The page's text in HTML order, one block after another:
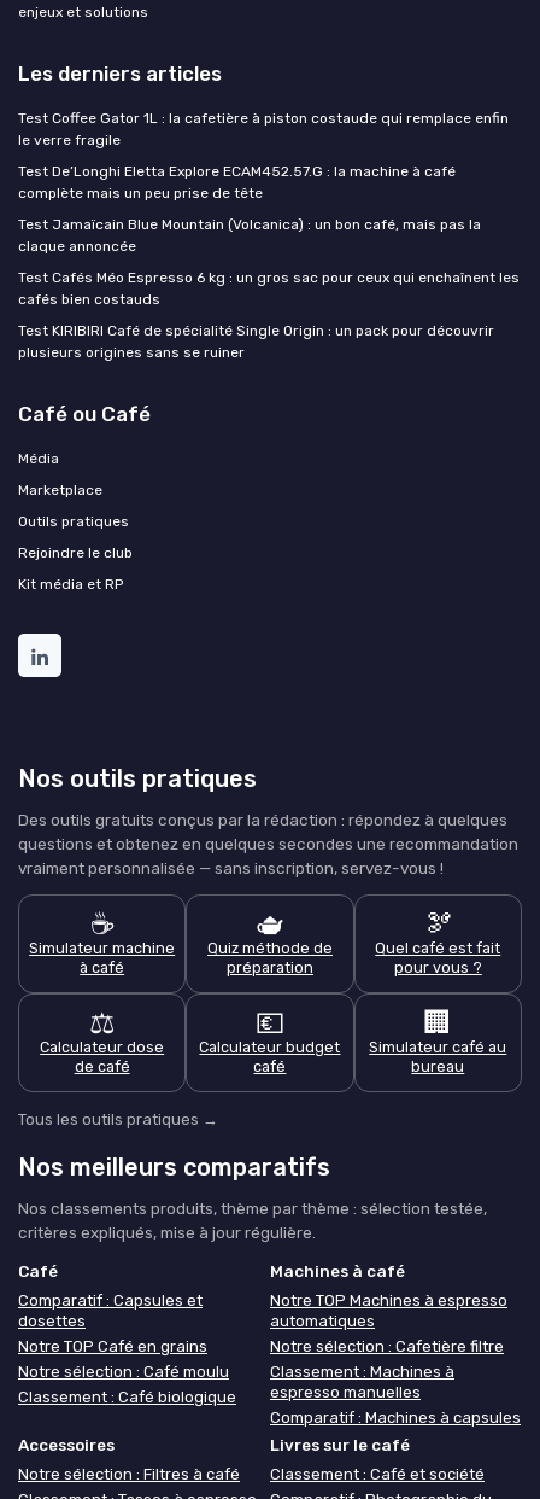
enjeux et solutions
Les derniers articles
Test Coffee Gator 1L : la cafetière à piston costaude qui remplace enfin
le verre fragile
Test De’Longhi Eletta Explore ECAM452.57.G : la machine à café
complète mais un peu prise de tête
Test Jamaïcain Blue Mountain (Volcanica) : un bon café, mais pas la
claque annoncée
Test Cafés Méo Espresso 6 kg : un gros sac pour ceux qui enchaînent les
cafés bien costauds
Test KIRIBIRI Café de spécialité Single Origin : un pack pour découvrir
plusieurs origines sans se ruiner
Café ou Café
Média
Marketplace
Outils pratiques
Rejoindre le club
Kit média et RP
Nos outils pratiques
Des outils gratuits conçus par la rédaction : répondez à quelques
questions et obtenez en quelques secondes une recommandation
vraiment personnalisée — sans inscription, servez-vous !
☕
Simulateur machine
à café
🫖
Quiz méthode de
préparation
🫘
Quel café est fait
pour vous ?
⚖️
Calculateur dose
de café
💶
Calculateur budget
café
🏢
Simulateur café au
bureau
Tous les outils pratiques →
Nos meilleurs comparatifs
Nos classements produits, thème par thème : sélection testée,
critères expliqués, mise à jour régulière.
Café
Comparatif : Capsules et
dosettes
Notre TOP Café en grains
Notre sélection : Café moulu
Classement : Café biologique
Machines à café
Notre TOP Machines à espresso
automatiques
Notre sélection : Cafetière filtre
Classement : Machines à
espresso manuelles
Comparatif : Machines à capsules
Accessoires
Notre sélection : Filtres à café
Livres sur le café
Classement : Café et société